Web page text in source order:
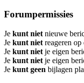
Forumpermissies
Je kunt niet nieuwe
Je kunt niet reageren
Je kunt niet je eigen
Je kunt niet je eigen
Je kunt geen bijlagen